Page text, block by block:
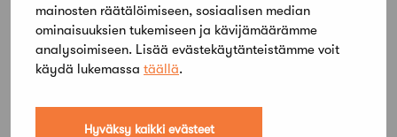
mainosten räätälöimiseen, sosiaalisen median
ominaisuuksien tukemiseen ja kävijämäärämme
analysoimiseen. Lisää evästekäytänteistämme voit
käydä lukemassa täällä.
Hyväksy kaikki evästeet
Jaa artikkeli